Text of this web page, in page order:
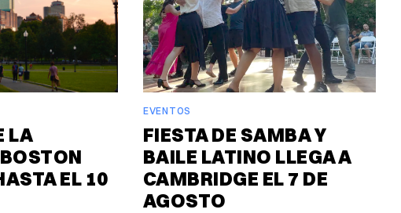
LA
EL 10
EVENTOS
FIESTA DE SAMBA Y
BAILE LATINO LLEGA A
CAMBRIDGE EL 7 DE
AGOSTO